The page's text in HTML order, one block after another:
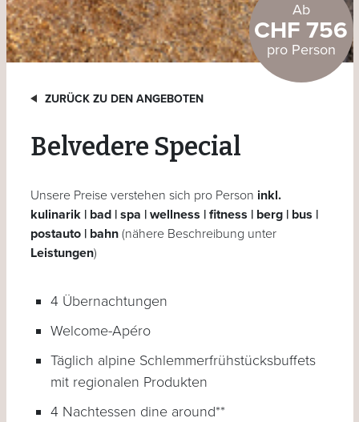
Ab
CHF 756
pro Person
ZURÜCK ZU DEN ANGEBOTEN
Belvedere Special
Unsere Preise verstehen sich pro Person inkl.
kulinarik | bad | spa | wellness | fitness | berg | bus |
postauto | bahn(nähere Beschreibung unter
Leistungen)
4 Übernachtungen
Welcome-Apéro
Täglich alpine Schlemmerfrühstücksbuffets
mit regionalen Produkten
4 Nachtessen dine around**